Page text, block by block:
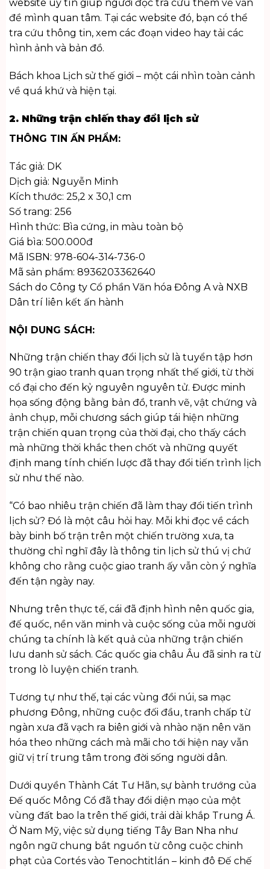
website uy tín giúp người đọc tra cứu thêm về vấn
đề mình quan tâm. Tại các website đó, bạn có thể
tra cứu thông tin, xem các đoạn video hay tải các
hình ảnh và bản đồ.
Bách khoa Lịch sử thế giới – một cái nhìn toàn cảnh
về quá khứ và hiện tại.
2. Những trận chiến thay đổi lịch sử
THÔNG TIN ẤN PHẨM:
Tác giả: DK
Dịch giả: Nguyễn Minh
Kích thước: 25,2 x 30,1 cm
Số trang: 256
Hình thức: Bìa cứng, in màu toàn bộ
Giá bìa: 500.000đ
Mã ISBN: 978-604-314-736-0
Mã sản phẩm: 8936203362640
Sách do Công ty Cổ phần Văn hóa Đông A và NXB
Dân trí liên kết ấn hành
NỘI DUNG SÁCH:
Những trận chiến thay đổi lịch sử là tuyển tập hơn
90 trận giao tranh quan trọng nhất thế giới, từ thời
cổ đại cho đến kỷ nguyên nguyên tử. Được minh
họa sống động bằng bản đồ, tranh vẽ, vật chứng và
ảnh chụp, mỗi chương sách giúp tái hiện những
trận chiến quan trọng của thời đại, cho thấy cách
mà những thời khắc then chốt và những quyết
định mang tính chiến lược đã thay đổi tiến trình lịch
sử như thế nào.
“Có bao nhiêu trận chiến đã làm thay đổi tiến trình
lịch sử? Đó là một câu hỏi hay. Mỗi khi đọc về cách
bày binh bố trận trên một chiến trường xưa, ta
thường chỉ nghĩ đây là thông tin lịch sử thú vị chứ
không cho rằng cuộc giao tranh ấy vẫn còn ý nghĩa
đến tận ngày nay.
Nhưng trên thực tế, cái đã định hình nên quốc gia,
đế quốc, nền văn minh và cuộc sống của mỗi người
chúng ta chính là kết quả của những trận chiến
lưu danh sử sách. Các quốc gia châu Âu đã sinh ra từ
trong lò luyện chiến tranh.
Tương tự như thế, tại các vùng đồi núi, sa mạc
phương Đông, những cuộc đối đầu, tranh chấp từ
ngàn xưa đã vạch ra biên giới và nhào nặn nên văn
hóa theo những cách mà mãi cho tới hiện nay vẫn
giữ vị trí trung tâm trong đời sống người dân.
Dưới quyền Thành Cát Tư Hãn, sự bành trướng của
Đế quốc Mông Cổ đã thay đổi diện mạo của một
vùng đất bao la trên thế giới, trải dài khắp Trung Á.
Ở Nam Mỹ, việc sử dụng tiếng Tây Ban Nha như
ngôn ngữ chung bắt nguồn từ công cuộc chinh
phạt của Cortés vào Tenochtitlán – kinh đô Đế chế